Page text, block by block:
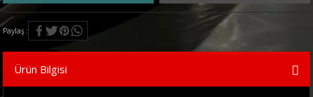
Paylaş
Ürün Bilgisi